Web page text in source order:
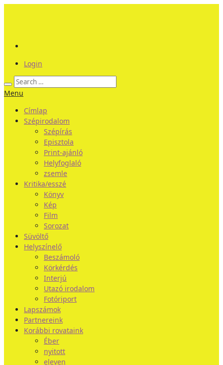
Login
Menu
Címlap
Szépirodalom
Szépírás
Episztola
Print-ajánló
Helyfoglaló
zsemle
Kritika/esszé
Könyv
Kép
Film
Sorozat
Süvöltő
Helyszínelő
Beszámoló
Körkérdés
Interjú
Utazó irodalom
Fotóriport
Lapszámok
Partnereink
Korábbi rovataink
Éber
nyitott
eleven